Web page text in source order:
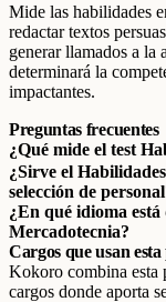
Mide las habilidades
redactar textos
generar llamados a la
determinará la
impactantes.
Preguntas frecuentes
¿Qué mide el test
¿Sirve el
selección de
¿En qué idioma
Mercadotecnia?
Cargos que usan
Kokoro combina esta
cargos donde aporta